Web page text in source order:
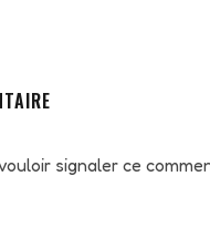
signaler ce